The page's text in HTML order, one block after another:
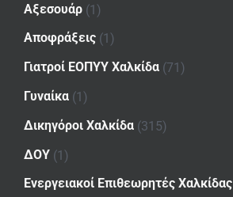
Αξεσουάρ (1)
Αποφράξεις (1)
Γιατροί ΕΟΠΥΥ Χαλκίδα (71)
Γυναίκα (1)
Δικηγόροι Χαλκίδα (315)
ΔΟΥ (1)
Ενεργειακοί Επιθεωρητές Χαλκίδας